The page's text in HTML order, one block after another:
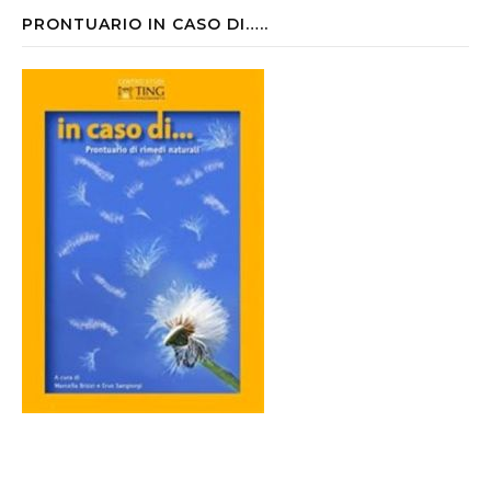
PRONTUARIO IN CASO DI…..